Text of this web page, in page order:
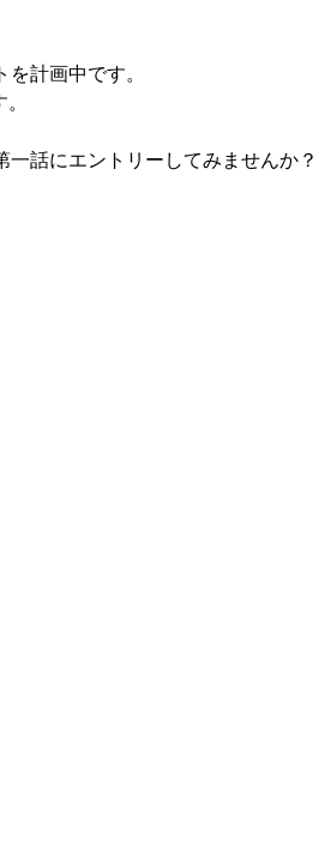
計画中です。
一話にエントリーしてみませんか？